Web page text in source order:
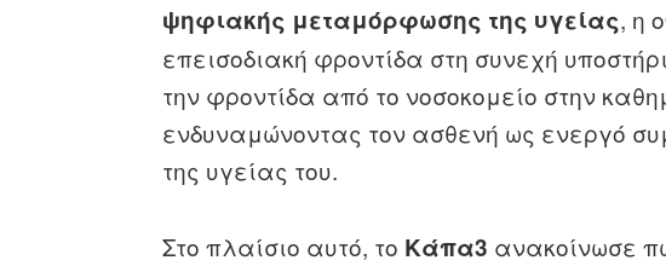
ψηφιακής μεταμόρφωσης της υγείας, η
επεισοδιακή φροντίδα στη συνεχή
την φροντίδα από το νοσοκομείο στην
ενδυναμώνοντας τον ασθενή ως ενεργό
της υγείας του.
Στο πλαίσιο αυτό, το Κάπα3 ανακοίνωσε